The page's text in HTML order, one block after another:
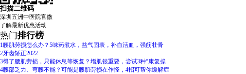
扫描二维码
深圳五洲中医院官微
了解最新优惠活动
热门排行榜
1腰肌劳损怎么办？5味药煮水，益气固表，补血活血，强筋壮骨
2牙齿矫正2022
3得了腰肌劳损，只能休息等恢复？增肌很重要，尝试3种“康复操
4腰部乏力、弯腰不能？可能是腰肌劳损在作怪，4招可帮你缓解症